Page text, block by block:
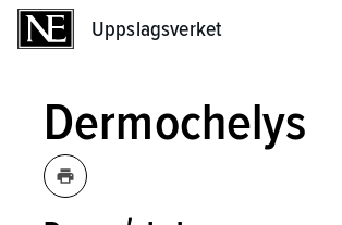
Uppslagsverket
Dermochelys